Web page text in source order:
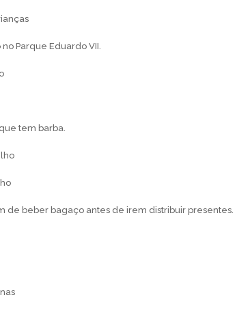
Parque Eduardo VII.
tem barba.
de beber bagaço antes de irem distribuir presentes.